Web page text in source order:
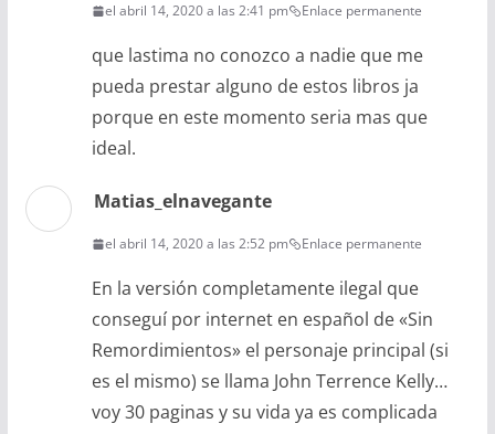
el abril 14, 2020 a las 2:41 pm Enlace permanente
que lastima no conozco a nadie que me
pueda prestar alguno de estos libros ja
porque en este momento seria mas que
ideal.
Matias_elnavegante
el abril 14, 2020 a las 2:52 pm Enlace permanente
En la versión completamente ilegal que
conseguí por internet en español de «Sin
Remordimientos» el personaje principal (si
es el mismo) se llama John Terrence Kelly…
voy 30 paginas y su vida ya es complicada